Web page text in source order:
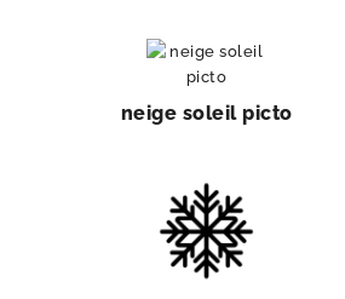
neige soleil picto